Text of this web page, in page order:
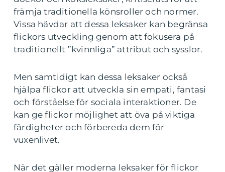
främja traditionella könsroller och normer.
Vissa hävdar att dessa leksaker kan begränsa
flickors utveckling genom att fokusera på
traditionellt ”kvinnliga” attribut och sysslor.
Men samtidigt kan dessa leksaker också
hjälpa flickor att utveckla sin empati, fantasi
och förståelse för sociala interaktioner. De
kan ge flickor möjlighet att öva på viktiga
färdigheter och förbereda dem för
vuxenlivet.
När det gäller moderna leksaker för flickor